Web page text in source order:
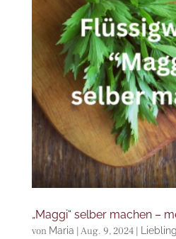
„Maggi“ selber machen –
von Maria Aug. 9, 2024|